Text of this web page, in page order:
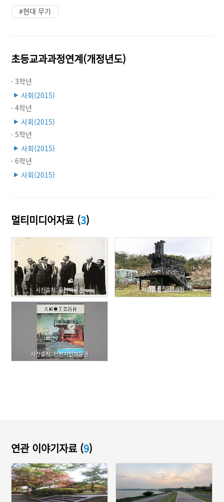
#현대 무기
초등교과과정연계(개정년도)
· 3학년
▶ 사회(2015)
· 4학년
▶ 사회(2015)
· 5학년
▶ 사회(2015)
· 6학년
▶ 사회(2015)
멀티미디어자료 (3)
사진출처: 울산박물관 사진출처: 문화재청
사진출처: 인천시립박물관
연관 이야기자료 (9)